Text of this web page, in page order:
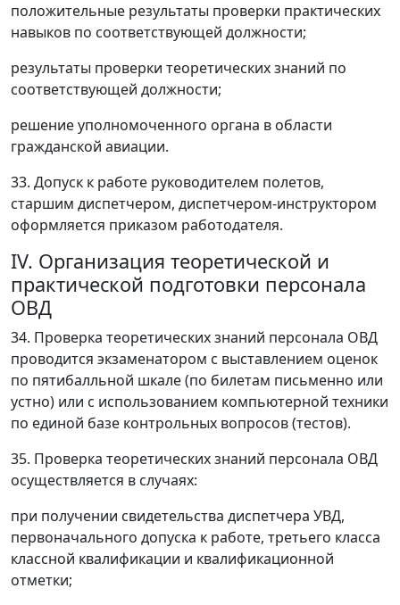
положительные результаты проверки практических
навыков по соответствующей должности;
результаты проверки теоретических знаний по
соответствующей должности;
решение уполномоченного органа в области
гражданской авиации.
33. Допуск к работе руководителем полетов,
старшим диспетчером, диспетчером-инструктором
оформляется приказом работодателя.
IV. Организация теоретической и
практической подготовки персонала
ОВД
34. Проверка теоретических знаний персонала ОВД
проводится экзаменатором с выставлением оценок
по пятибалльной шкале (по билетам письменно или
устно) или с использованием компьютерной техники
по единой базе контрольных вопросов (тестов).
35. Проверка теоретических знаний персонала ОВД
осуществляется в случаях:
при получении свидетельства диспетчера УВД,
первоначального допуска к работе, третьего класса
классной квалификации и квалификационной
отметки;